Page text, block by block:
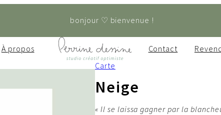
bonjour ♡ bienvenue !
À propos Contact
Carte
Neige
« Il se laissa gagner par la